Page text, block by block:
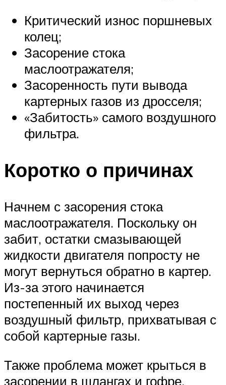
Критический износ поршневых
колец;
Засорение стока
маслоотражателя;
Засоренность пути вывода
картерных газов из дросселя;
«Забитость» самого воздушного
фильтра.
Коротко о причинах
Начнем с засорения стока
маслоотражателя. Поскольку он
забит, остатки смазывающей
жидкости двигателя попросту не
могут вернуться обратно в картер.
Из-за этого начинается
постепенный их выход через
воздушный фильтр, прихватывая с
собой картерные газы.
Также проблема может крыться в
засорении в шлангах и гофре,